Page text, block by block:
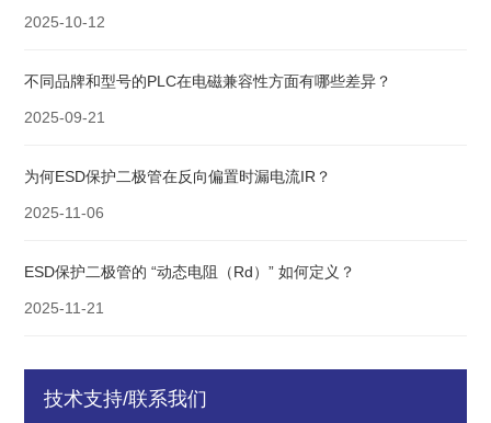
2025-10-12
不同品牌和型号的PLC在电磁兼容性方面有哪些差异？
2025-09-21
为何ESD保护二极管在反向偏置时漏电流IR？
2025-11-06
ESD保护二极管的 “动态电阻（Rd）” 如何定义？
2025-11-21
技术支持/联系我们